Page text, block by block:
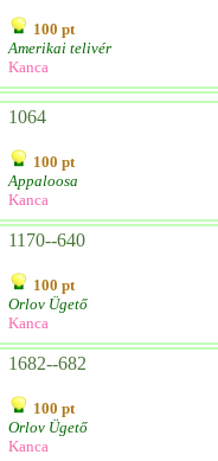
100 pt
Amerikai telivér
Kanca
1064
100 pt
Appaloosa
Kanca
1170--640
100 pt
Orlov Ügető
Kanca
1682--682
100 pt
Orlov Ügető
Kanca